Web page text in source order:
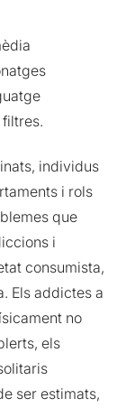
individus
i rols
que
i
consumista,
Els addictes a
no
els
ser estimats,